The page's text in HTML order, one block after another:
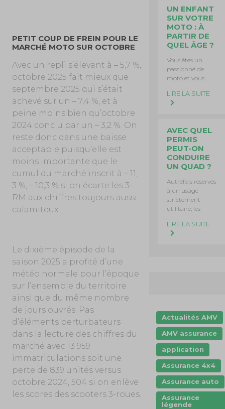
PETIT COUP DE FREIN POUR LE
MARCHÉ MOTO SUR OCTOBRE
Avec un repli s’élevant à – 5,7 %,
octobre 2025 fait mieux que
septembre 2025 qui s’était
achevé sur un – 7,4 %, et à
peine moins bien qu’octobre
2024 conclu par un – 3,2 %. On
reste donc dans une baisse
acceptable puisqu’elle est
moins importante que le
cumul du marché inscrit à – 11,
3 %, – 10,3 % si on écarte les 3-
RM aux chiffres toujours aussi
calamiteux.
Le dixième épisode de la
saison 2025 a profité d’une
météo normale pour l’époque
sur l’ensemble du territoire
ainsi que du même nombre
de jours ouvrés. Pas
d’éléments perturbateurs
dans la lecture des chiffres du
marché avec 13 959
immatriculations soit une
perte de 839 unités versus
octobre 2024, 504 si on enlève
les scores des scooters 3-roues.
UN ENFANT
SUR VOTRE
MOTO : À
PARTIR DE
QUEL ÂGE ?
Vous êtes un
passionné de
moto et vous
LIRE LA SUITE
AVEC QUEL
PERMIS
PEUT-ON
CONDUIRE
UN QUAD ?
Autrefois réservés
à un usage
strictement
utilitaire, les
LIRE LA SUITE
Actualités AMV
AMV assurance
application
Assurance 4x4
Assurance auto
Assurance
légende